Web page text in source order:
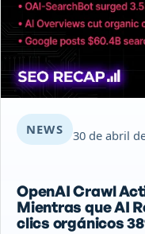
NEWS 30 de abril
OpenAI Crawl
Mientras que AI
clics orgánicos